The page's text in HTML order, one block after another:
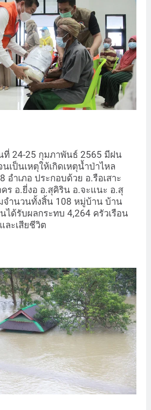
ที่ 24-25 กุมภาพันธ์ 2565 มีฝน
เป็นเหตุให้เกิดเหตุน้ำป่าไหล
อำเภอ ประกอบด้วย อ.รือเสาะ
ร อ.ยี่งอ อ.สุคิริน อ.จะแนะ อ.สุ
จำนวนทั้งสิ้น 108 หมู่บ้าน บ้าน
ได้รับผลกระทบ 4,264 ครัวเรือน
ละเสียชีวิต